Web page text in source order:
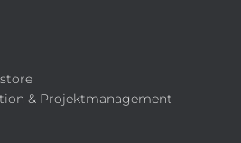
& Projektmanagement